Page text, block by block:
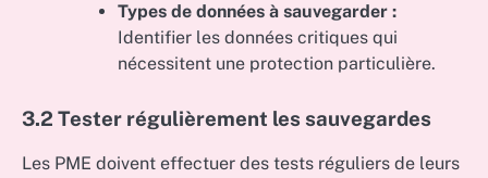
Types de données à sauvegarder :
Identifier les données critiques qui
nécessitent une protection particulière.
3.2 Tester régulièrement les sauvegardes
Les PME doivent effectuer des tests réguliers de leurs